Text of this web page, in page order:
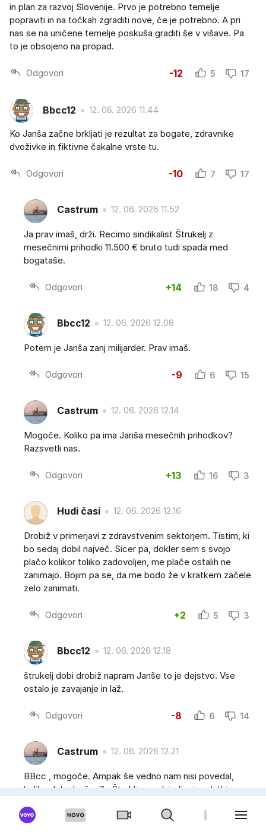
in plan za razvoj Slovenije. Prvo je potrebno temelje
popraviti in na točkah zgraditi nove, če je potrebno. A pri
nas se na uničene temelje poskuša graditi še v višave. Pa
to je obsojeno na propad.
Odgovori -12 5 17
Bbcc12 12. 06. 2026 11.44
Ko Janša začne brkljati je rezultat za bogate, zdravnike
dvoživke in fiktivne čakalne vrste tu.
Odgovori -10 7 17
Castrum 12. 06. 2026 11.52
Ja prav imaš, drži. Recimo sindikalist Štrukelj z
mesečnimi prihodki 11.500 € bruto tudi spada med
bogataše.
Odgovori +14 18 4
Bbcc12 12. 06. 2026 12.08
Potem je Janša zanj milijarder. Prav imaš.
Odgovori -9 6 15
Castrum 12. 06. 2026 12.14
Mogoče. Koliko pa ima Janša mesečnih prihodkov?
Razsvetli nas.
Odgovori +13 16 3
Hudi časi 12. 06. 2026 12.16
Drobiž v primerjavi z zdravstvenim sektorjem. Tistim, ki
bo sedaj dobil največ. Sicer pa, dokler sem s svojo
plačo kolikor toliko zadovoljen, me plače ostalih ne
zanimajo. Bojim pa se, da me bodo že v kratkem začele
zelo zanimati.
Odgovori +2 5 3
Bbcc12 12. 06. 2026 12.18
štrukelj dobi drobiž napram Janše to je dejstvo. Vse
ostalo je zavajanje in laž.
Odgovori -8 6 14
Castrum 12. 06. 2026 12.21
BBcc , mogoče. Ampak še vedno nam nisi povedal,
koliko dobi Janša. Za Štruklja so objavljeni podatki
€. Kje potem Janša prejme še tisto razliko do milijarde?